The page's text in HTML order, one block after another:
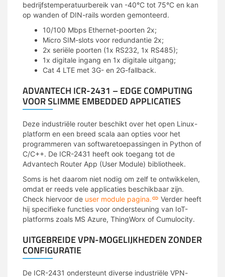
bedrijfstemperatuurbereik van -40°C tot 75°C en kan
op wanden of DIN-rails worden gemonteerd.
10/100 Mbps Ethernet-poorten 2x;
Micro SIM-slots voor redundantie 2x;
2x seriële poorten (1x RS232, 1x RS485);
1x digitale ingang en 1x digitale uitgang;
Cat 4 LTE met 3G- en 2G-fallback.
ADVANTECH ICR-2431 – EDGE COMPUTING
VOOR SLIMME EMBEDDED APPLICATIES
Deze industriële router beschikt over het open Linux-
platform en een breed scala aan opties voor het
programmeren van softwaretoepassingen in Python of
C/C++. De ICR-2431 heeft ook toegang tot de
Advantech Router App (User Module) bibliotheek.
Soms is het daarom niet nodig om zelf te ontwikkelen,
omdat er reeds vele applicaties beschikbaar zijn.
Check hiervoor de user module pagina.
Verder heeft
hij specifieke functies voor ondersteuning van IoT-
platforms zoals MS Azure, ThingWorx of Cumulocity.
UITGEBREIDE VPN-MOGELIJKHEDEN ZONDER
CONFIGURATIE
De ICR-2431 ondersteunt diverse industriële VPN-